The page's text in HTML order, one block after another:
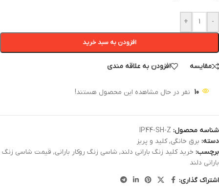
-
+
افزودن به سبد خرید
مقایسه افزودن به علاقه مندی
10 نفر در حال مشاهده این محصول هستند!
شناسه محصول: IP44-SH-Z
دسته: برق خانگی, کلید و پریز
برچسب: خرید کلید زنگ بارانی دلند, شاسی زنگ روکار بارانی, قیمت شاسی زنگ
بارانی دلند
اشتراک گذاری: